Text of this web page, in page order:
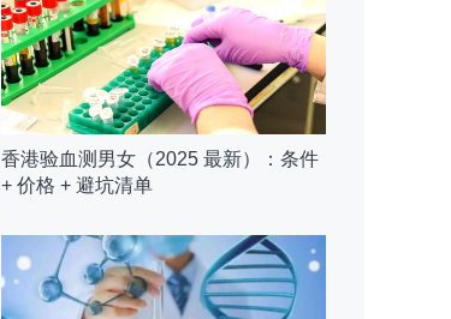
香港验血测男女（2025 最新）：条件
+ 价格 + 避坑清单